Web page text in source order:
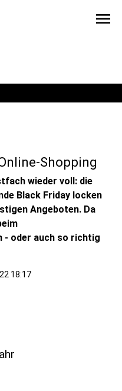
menu
Shopping
wieder voll: die
Black Friday locken
Angeboten. Da
- oder auch so richtig
18:17